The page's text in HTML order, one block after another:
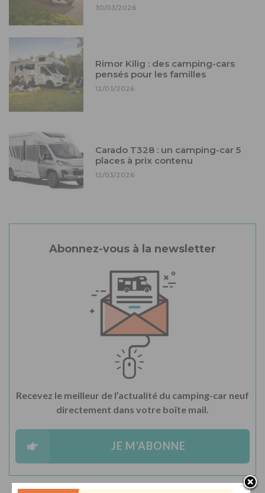
30/03/2026
Rimor Kilig : des camping-cars
pensés pour les familles
12/03/2026
Carado T328 : un camping-car 5
places à prix contenu
12/03/2026
Abonnez-vous à la newsletter
Recevez le meilleur de l’actualité du camping-car neuf
directement dans votre boîte mail.
JE M'ABONNE